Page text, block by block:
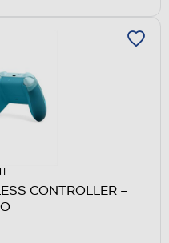
CONTROLLER –